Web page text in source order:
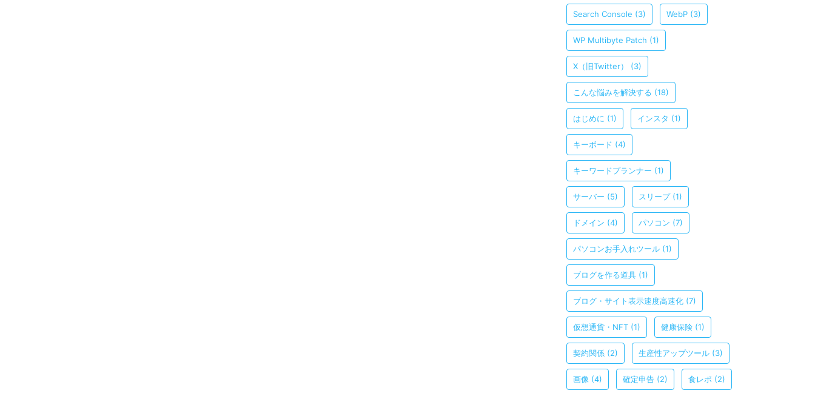
Search Console (3) WebP(3)
WP Multibyte Patch (1)
X（旧Twitter） (3)
こんな悩みを解決する (18)
はじめに (1) インスタ (1)
キーボード (4)
キーワードプランナー (1)
サーバー (5) スリープ(1)
ドメイン (4) パソコン (7)
パソコンお手入れツール(1)
ブログを作る道具(1)
ブログ・サイト表示速度高速化(7)
仮想通貨・NFT(1) 健康保険(1)
契約関係(2) 生産性アップツール(3)
画像 (4) 確定申告(2) 食レポ (2)